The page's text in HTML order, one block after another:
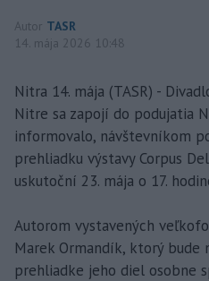
Autor TASR
14. mája 2026 10:48
Nitra 14. mája (TASR) -
Nitre sa zapojí do podujatia
informovalo, návštevníkom
prehliadku výstavy Corpus
uskutoční 23. mája o 17.
Autorom vystavených
Marek Ormandík, ktorý bude
prehliadke jeho diel osobne